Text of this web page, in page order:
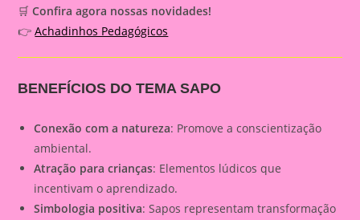
🛒Confira agora nossas novidades!
👉Achadinhos Pedagógicos
BENEFÍCIOS DO TEMA SAPO
Conexão com a natureza: Promove a conscientização
ambiental.
Atração para crianças: Elementos lúdicos que
incentivam o aprendizado.
Simbologia positiva: Sapos representam transformação